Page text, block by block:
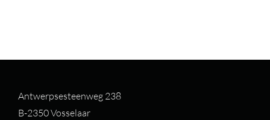
Antwerpsesteenweg 238
B-2350 Vosselaar